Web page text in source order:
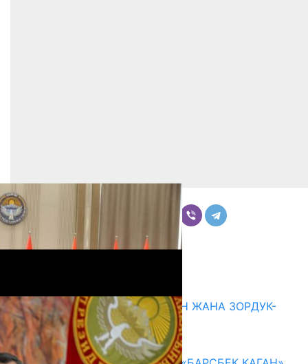
Комментарийлер
ГЕНДЕРДИК БАСМЫРЛООДОН ЖАНА ЗОРДУК-
ЗОМБУЛУКТАН КОРГОО
07.08.2026